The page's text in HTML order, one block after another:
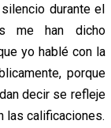
durante el
me han dicho
yo hablé con la
porque
decir se refleje
las calificaciones.